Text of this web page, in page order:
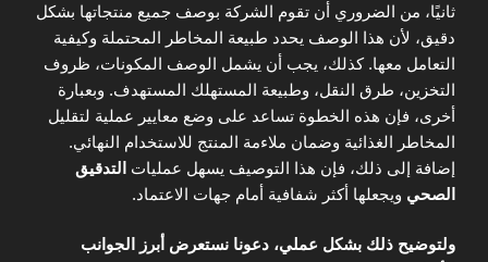
ثانيًا، من الضروري أن تقوم الشركة بوصف جميع منتجاتها بشكل
دقيق، لأن هذا الوصف يحدد طبيعة المخاطر المحتملة وكيفية
التعامل معها. كذلك، يجب أن يشمل الوصف المكونات، ظروف
التخزين، طرق النقل، وطبيعة المستهلك المستهدف. وبعبارة
أخرى، فإن هذه الخطوة تساعد على وضع معايير عملية لتقليل
المخاطر الغذائية وضمان ملاءمة المنتج للاستخدام النهائي.
إضافة إلى ذلك، فإن هذا التوصيف يسهل عمليات التدقيق
الصحي ويجعلها أكثر شفافية أمام جهات الاعتماد.
ولتوضيح ذلك بشكل عملي، دعونا نستعرض أبرز الجوانب